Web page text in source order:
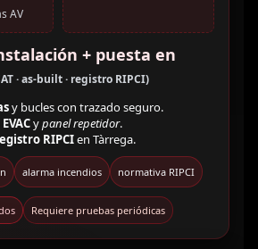
AV
+ puesta en
· as-built · registro RIPCI)
y bucles con trazado seguro.
EVACypanel repetidor.
RIPCIen Tàrrega.
alarma incendios normativa RIPCI
Requiere pruebas periódicas